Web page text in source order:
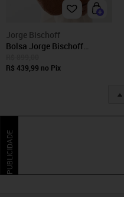
Jorge Bischoff
Bolsa Jorge Bischoff
R$ 439,99 no Pix
PUBLICIDADE